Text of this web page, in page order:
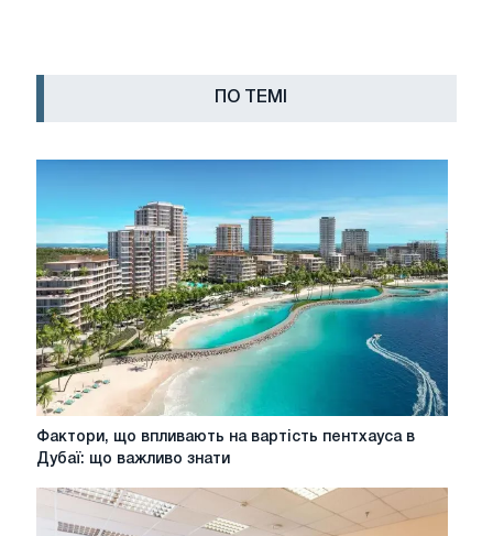
ПО ТЕМІ
Фактори,
що
на
вартість
Фактори, що впливають на вартість пентхауса в
Дубаї: що важливо знати